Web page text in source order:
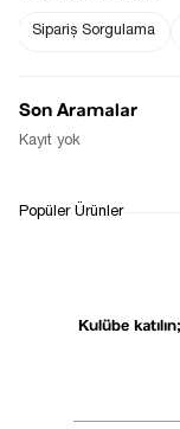
Kulübe
Sipariş Sorgulama
Son Aramalar
Kayıt yok
Popüler Ürünler